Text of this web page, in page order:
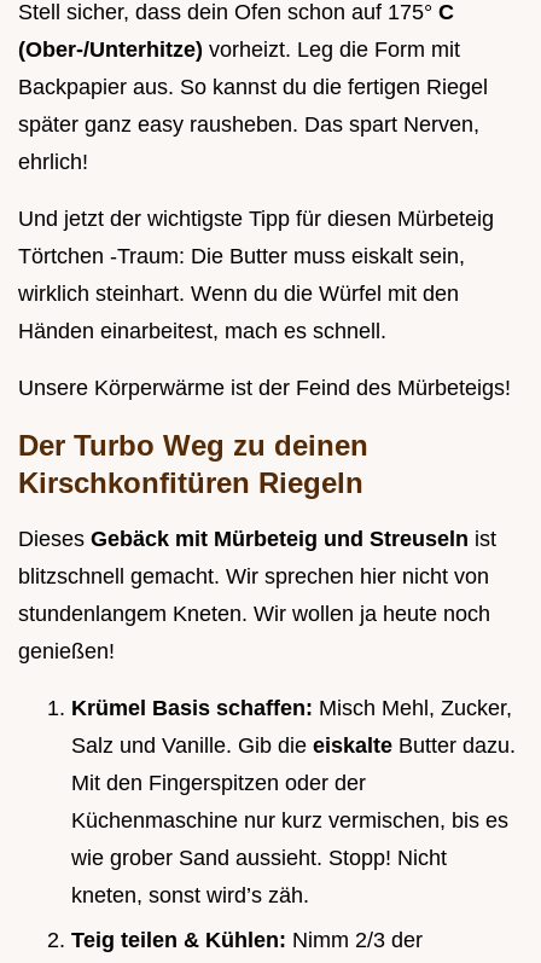
Stell sicher, dass dein Ofen schon auf 175° C
(Ober-/Unterhitze) vorheizt. Leg die Form mit
Backpapier aus. So kannst du die fertigen Riegel
später ganz easy rausheben. Das spart Nerven,
ehrlich!
Und jetzt der wichtigste Tipp für diesen Mürbeteig
Törtchen -Traum: Die Butter muss eiskalt sein,
wirklich steinhart. Wenn du die Würfel mit den
Händen einarbeitest, mach es schnell.
Unsere Körperwärme ist der Feind des Mürbeteigs!
Der Turbo Weg zu deinen
Kirschkonfitüren Riegeln
Dieses Gebäck mit Mürbeteig und Streuseln ist
blitzschnell gemacht. Wir sprechen hier nicht von
stundenlangem Kneten. Wir wollen ja heute noch
genießen!
Krümel Basis schaffen: Misch Mehl, Zucker,
Salz und Vanille. Gib die eiskalte Butter dazu.
Mit den Fingerspitzen oder der
Küchenmaschine nur kurz vermischen, bis es
wie grober Sand aussieht. Stopp! Nicht
kneten, sonst wird’s zäh.
Teig teilen & Kühlen: Nimm 2/3 der